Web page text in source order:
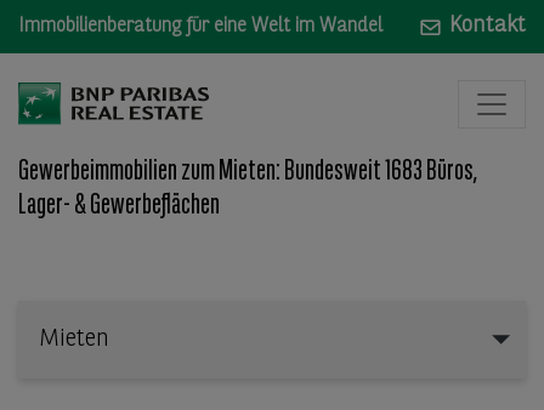
Immobilienberatung für eine Welt im Wandel Kontakt
Gewerbeimmobilien zum Mieten: Bundesweit 1683 Büros,
Lager- & Gewerbeflächen
Mieten